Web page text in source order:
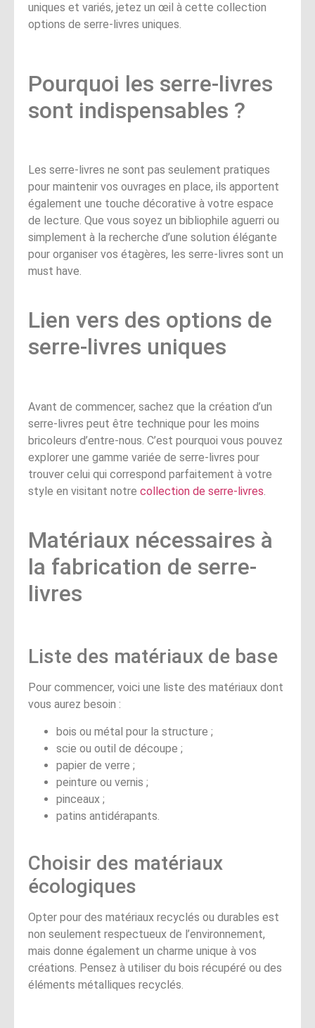
uniques et variés, jetez un œil à cette collection
options de serre-livres uniques.
Pourquoi les serre-livres
sont indispensables ?
Les serre-livres ne sont pas seulement pratiques
pour maintenir vos ouvrages en place, ils apportent
également une touche décorative à votre espace
de lecture. Que vous soyez un bibliophile aguerri ou
simplement à la recherche d’une solution élégante
pour organiser vos étagères, les serre-livres sont un
must have.
Lien vers des options de
serre-livres uniques
Avant de commencer, sachez que la création d’un
serre-livres peut être technique pour les moins
bricoleurs d’entre-nous. C’est pourquoi vous pouvez
explorer une gamme variée de serre-livres pour
trouver celui qui correspond parfaitement à votre
style en visitant notre collection de serre-livres
Matériaux nécessaires à
la fabrication de serre-
livres
Liste des matériaux de base
Pour commencer, voici une liste des matériaux dont
vous aurez besoin :
bois ou métal pour la structure ;
scie ou outil de découpe ;
papier de verre ;
peinture ou vernis ;
pinceaux ;
patins antidérapants.
Choisir des matériaux
écologiques
Opter pour des matériaux recyclés ou durables est
non seulement respectueux de l’environnement,
mais donne également un charme unique à vos
créations. Pensez à utiliser du bois récupéré ou des
éléments métalliques recyclés.